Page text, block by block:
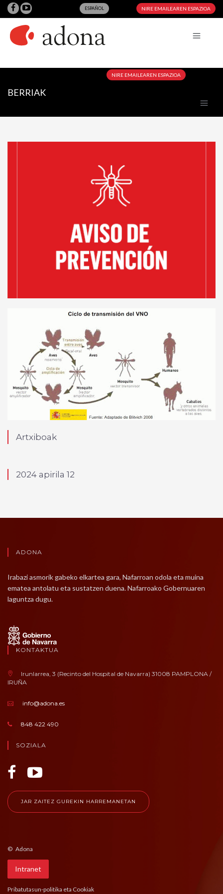
ESPAÑOL NIRE EMAILEAREN ESPAZIOA
NIRE EMAILEAREN ESPAZIOA
BERRIAK
Artxiboak
2024 apirila 12
ADONA
Irabazi asmorik gabeko elkartea gara, Nafarroan odola eta muina
ematea antolatu eta sustatzen duena. Nafarroako Gobernuaren
laguntza dugu.
KONTAKTUA
Irunlarrea, 3 (Recinto del Hospital de Navarra) 31008 PAMPLONA /
IRUÑA
info@adona.es
848 422 490
SOZIALA
JAR ZAITEZ GUREKIN HARREMANETAN
© Adona
Intranet
Pribatutasun-politika eta Cookiak